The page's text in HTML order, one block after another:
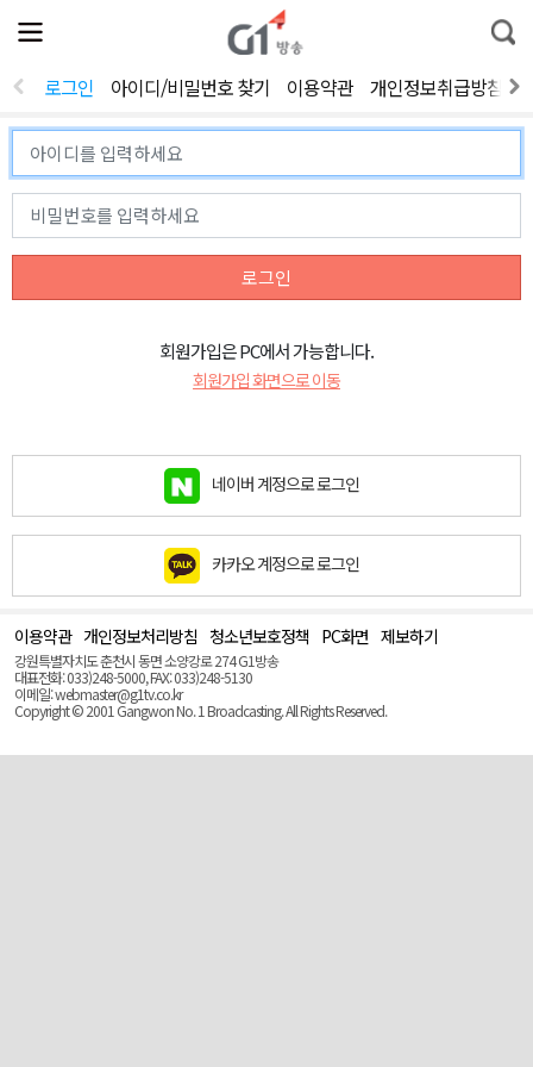
전
체
뉴
열
통
합
색
로그인 아이디/비밀번호 찾기 이용약관 개인정보취급방침
로그인
회원가입은 PC에서 가능합니다.
회원가입 화면으로 이동
네이버 계정으로 로그인
카카오 계정으로 로그인
이용약관 개인정보처리방침 청소년보호정책 PC화면 제보하기
강원특별자치도 춘천시 동면 소양강로 274 G1방송
대표전화: 033)248-5000, FAX: 033)248-5130
이메일: webmaster@g1tv.co.kr
Copyright © 2001 Gangwon No. 1 Broadcasting. All Rights Reserved.